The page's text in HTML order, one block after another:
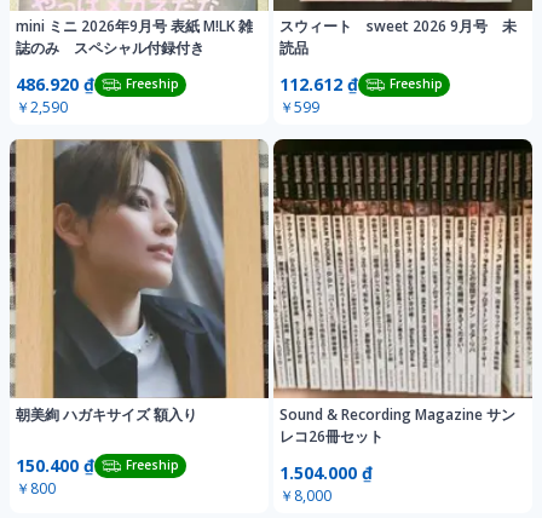
mini ミニ 2026年9月号 表紙 M!LK 雑
誌のみ スペシャル付録付き
486.920 ₫ Freeship
￥2,590
スウィート sweet 2026 9月号 未
読品
112.612 ₫ Freeship
￥599
朝美絢 ハガキサイズ 額入り
150.400 ₫ Freeship
￥800
Sound & Recording Magazine サン
レコ26冊セット
1.504.000 ₫
￥8,000